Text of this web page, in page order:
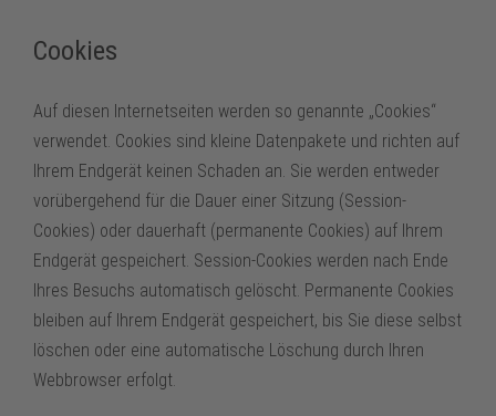
Cookies
Auf diesen Internetseiten werden so genannte „Cookies“
verwendet. Cookies sind kleine Datenpakete und richten auf
Ihrem Endgerät keinen Schaden an. Sie werden entweder
vorübergehend für die Dauer einer Sitzung (Session-
Cookies) oder dauerhaft (permanente Cookies) auf Ihrem
Endgerät gespeichert. Session-Cookies werden nach Ende
Ihres Besuchs automatisch gelöscht. Permanente Cookies
bleiben auf Ihrem Endgerät gespeichert, bis Sie diese selbst
löschen oder eine automatische Löschung durch Ihren
Webbrowser erfolgt.